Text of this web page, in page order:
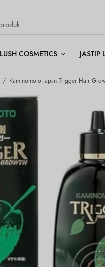
LUSH COSMETICS JASTIP
/ Kaminomoto Japan Trigger Hair